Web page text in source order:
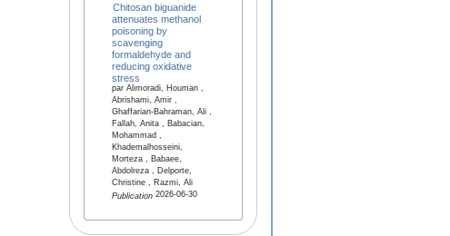
Chitosan biguanide
attenuates methanol
poisoning by
scavenging
formaldehyde and
reducing oxidative
stress
par Alimoradi, Houman ,
Abrishami, Amir ,
Ghaffarian-Bahraman, Ali ,
Fallah, Anita , Babacian,
Mohammad ,
Khademalhosseini,
Morteza , Babaee,
Abdolreza , Delporte,
Christine , Razmi, Ali
Publication2026-06-30